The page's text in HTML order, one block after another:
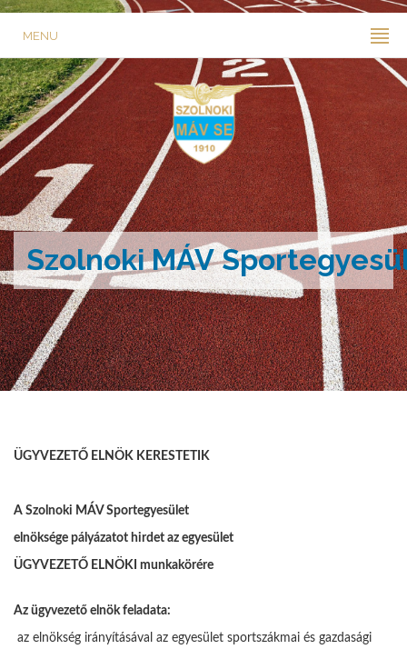
MENU
Szolnoki MÁV
ÜGYVEZETŐ ELNÖK KERESTETIK
A Szolnoki MÁV Sportegyesület
elnöksége pályázatot hirdet az egyesület
ÜGYVEZETŐ ELNÖKI munkakörére
Az ügyvezető elnök feladata:
az elnökség irányításával az egyesület sportszákmai és gazdasági